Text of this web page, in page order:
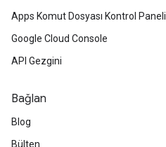
Apps Komut Dosyası Kontrol Paneli
Google Cloud Console
API Gezgini
Bağlan
Blog
Bülten